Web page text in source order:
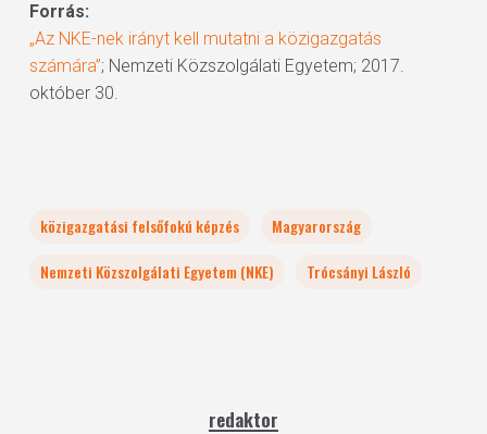
Forrás:
„Az NKE-nek irányt kell mutatni a közigazgatás
számára”; Nemzeti Közszolgálati Egyetem; 2017.
október 30.
közigazgatási felsőfokú képzés
Magyarország
Nemzeti Közszolgálati Egyetem (NKE)
Trócsányi László
redaktor